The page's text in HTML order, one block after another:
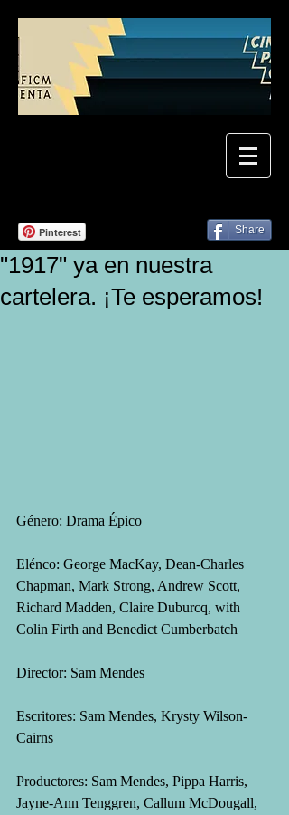
Pinterest Share
"1917" ya en nuestra
cartelera. ¡Te esperamos!
Género: Drama Épico
Elénco: George MacKay, Dean-Charles
Chapman, Mark Strong, Andrew Scott,
Richard Madden, Claire Duburcq, with
Colin Firth and Benedict Cumberbatch
Director: Sam Mendes
Escritores: Sam Mendes, Krysty Wilson-
Cairns
Productores: Sam Mendes, Pippa Harris,
Jayne-Ann Tenggren, Callum McDougall,